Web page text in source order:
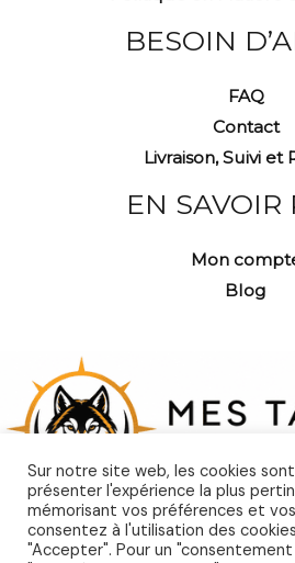
BESOIN
FAQ
Contact
Livraison, Suivi et
EN SAVOIR
Mon
Blog
Sur notre site web, les cookies
présenter l'expérience la plus
mémorisant vos préférences et
consentez à l'utilisation des
"Accepter". Pour un "consentement